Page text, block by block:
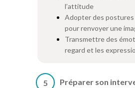
l’attitude
Adopter des
pour renvoyer une
Transmettre des
regard et les
5 Préparer son